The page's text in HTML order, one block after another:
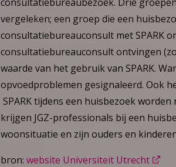
vergeleken; een groep die een
consultatiebureauconsult met SPARK
consultatiebureauconsult ontvingen
waarde van het gebruik van SPARK.
opvoedproblemen gesignaleerd. Ook
SPARK tijdens een huisbezoek
krijgen JGZ-professionals bij een
woonsituatie en zijn ouders en
bron: website Universiteit Utrecht